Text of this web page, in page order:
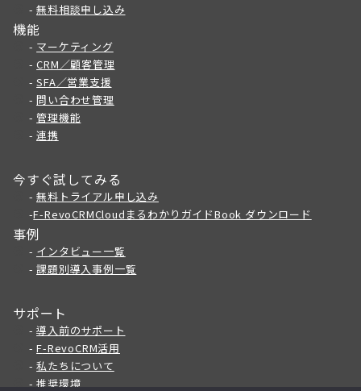
-無料相談申し込み
機能
- マーケティング
-CRM／顧客管理
-SFA／営業支援
-問い合わせ管理
-管理機能
-連携
今すぐ試してみる
-無料トライアル申し込み
-F-RevoCRMCloudまるわかりガイドBook ダウンロード
事例
- インタビュー一覧
-課題別導入事例一覧
サポート
-導入前のサポート
-F-RevoCRM活用
-私たちについて
-推奨環境